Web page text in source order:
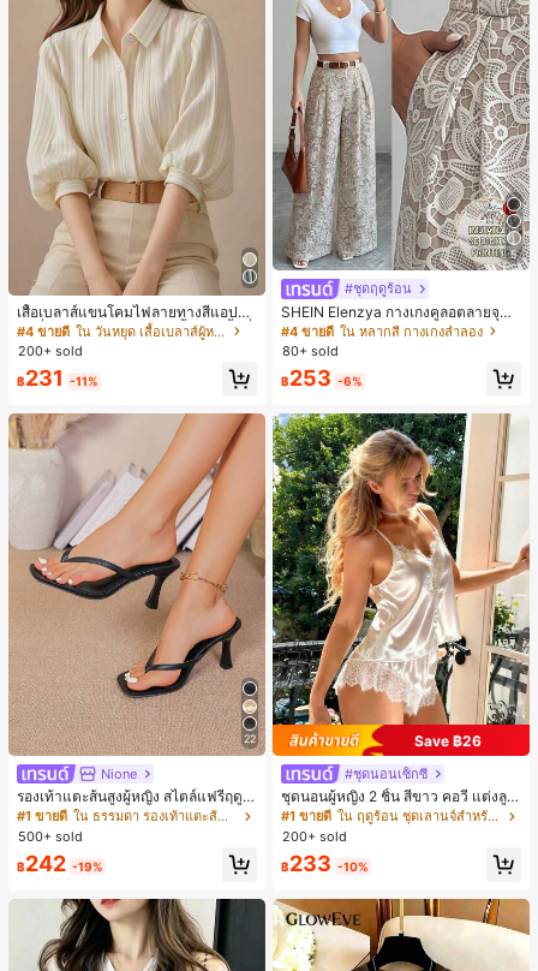
เสื้อเบลาส์แขนโคมไฟลายทางสีแอปริค
อตที่หรูหราสำหรับผู้หญิง, เสื้อแขนสั้นที่
ใช้ได้หลากหลายสำหรับการเดินทาง, ตั
ดแบบสุ่มสำหรับฤดูร้อน
#4 ขายดี
ใน วันหยุด เสื้อเบลาส์ผู้หญิง
200+ sold
฿231 -11%
22
Nione
รองเท้าแตะส้นสูงผู้หญิง สไตล์แฟรี่ฤดูร้
อน ส้นบาง แบบคีบ แต่งสายคาดผม รอ
งเท้าแตะชายหาดสำหรับเที่ยวพักผ่อน
แฟชั่นสายไขว้ สำหรับเดทไนท์
#1 ขายดี
ใน ธรรมดา รองเท้าแตะส้นสูงผู้หญิง
500+ sold
฿242 -19%
5
#ชุดฤดูร้อน
SHEIN Elenzya กางเกงคูลอตลายจุดเ
อวสูงแบบใหม่สำหรับฤดูใบไม้ผลิ/ฤดูร้อ
น, สไตล์หรูหราเหมาะสำหรับใส่ในชีวิต
ประจำวันและทำงาน, ให้ความรู้สึกวินเ
ทจสำหรับฤดูรับปริญญา, เทศกาลดนตร
ี, การแข่งม้าดาร์บี้, วันประกาศอิสรภาพ
#4 ขายดี ใน หลากสี กางเกงลำลอง
80+ sold
฿253 -6%
Save ฿26
#ชุดนอนเซ็กซี่
ชุดนอนผู้หญิง 2 ชิ้น สีขาว คอวี แต่งลูก
ไม้แบบแพตช์เวิร์ก ชุดนอนใส่ในบ้าน
สำหรับเธอ
#1 ขายดี
ใน ฤดูร้อน ชุดเลานจ์สำหรับผู้หญิง
200+ sold
฿233 -10%